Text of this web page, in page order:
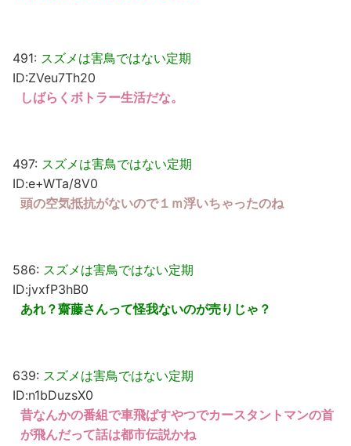
491: スズメは害鳥ではない定期
ID:ZVeu7Th20
しばらくボトラー生活だな。
497: スズメは害鳥ではない定期
ID:e+WTa/8V0
頭の空気抵抗がないので１ｍ浮いちゃったのね
586: スズメは害鳥ではない定期
ID:jvxfP3hB0
あれ？齋藤さんって怪我ないのが売りじゃ？
639: スズメは害鳥ではない定期
ID:n1bDuzsX0
昔なんかの番組で車飛ばすやつでカースタントマンの首
が飛んだって話は都市伝説かね